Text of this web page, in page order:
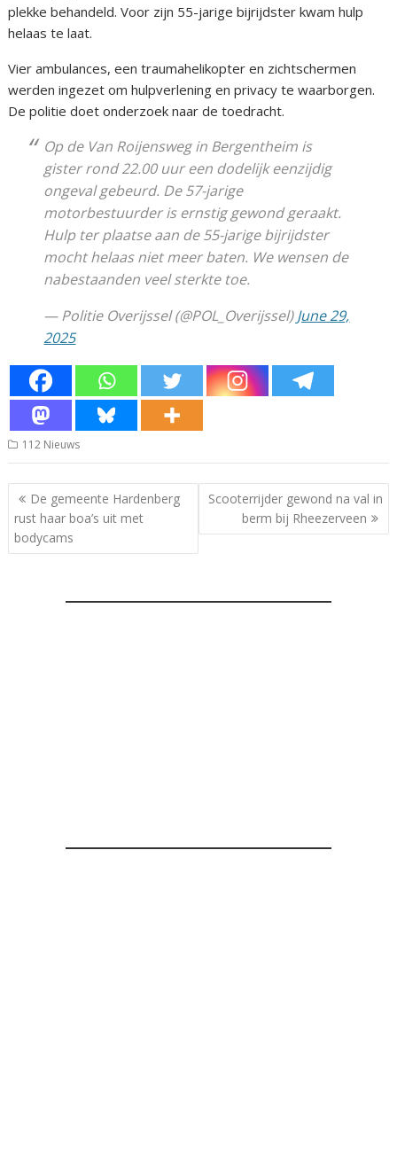
plekke behandeld. Voor zijn 55-jarige bijrijdster kwam hulp
helaas te laat.
Vier ambulances, een traumahelikopter en zichtschermen
werden ingezet om hulpverlening en privacy te waarborgen.
De politie doet onderzoek naar de toedracht.
Op de Van Roijensweg in Bergentheim is
gister rond 22.00 uur een dodelijk eenzijdig
ongeval gebeurd. De 57-jarige
motorbestuurder is ernstig gewond geraakt.
Hulp ter plaatse aan de 55-jarige bijrijdster
mocht helaas niet meer baten. We wensen de
nabestaanden veel sterkte toe.
— Politie Overijssel (@POL_Overijssel)June 29,
2025
112 Nieuws
Bericht
navigatie
De gemeente Hardenberg
rust haar boa’s uit met
bodycams
Scooterrijder gewond na val in
berm bij Rheezerveen